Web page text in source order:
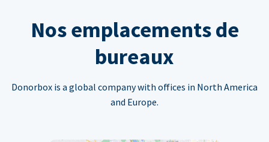
Nos emplacements de
bureaux
Donorbox is a global company with offices in North America
and Europe.